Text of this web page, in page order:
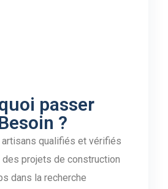
passer
?
qualifiés et vérifiés
projets de construction
dans la recherche